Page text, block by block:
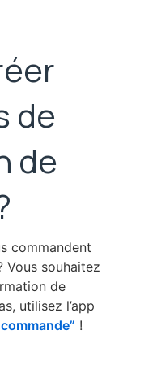
de
de
commandent
Vous souhaitez
de
utilisez l’app
!